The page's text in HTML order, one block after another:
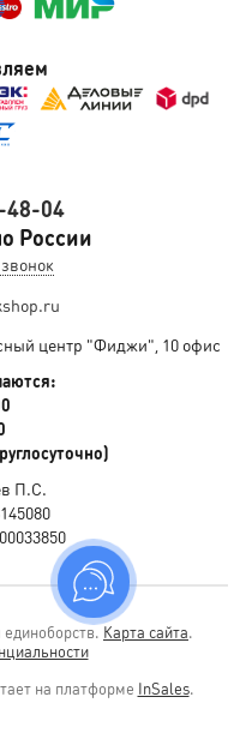
48-04
России
центр "Фиджи", 10 офис
П.С.
Карта сайта.
на платформе InSales.